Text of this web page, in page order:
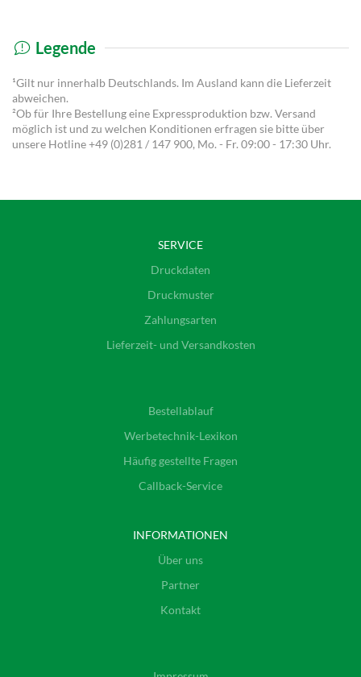
Legende
¹Gilt nur innerhalb Deutschlands. Im Ausland kann die Lieferzeit
abweichen.
²Ob für Ihre Bestellung eine Expressproduktion bzw. Versand
möglich ist und zu welchen Konditionen erfragen sie bitte über
unsere Hotline+49 (0)281 / 147 900, Mo. - Fr. 09:00 - 17:30 Uhr.
SERVICE
Druckdaten
Druckmuster
Zahlungsarten
Lieferzeit- und Versandkosten
Bestellablauf
Werbetechnik-Lexikon
Häufig gestellte Fragen
Callback-Service
INFORMATIONEN
Über uns
Partner
Kontakt